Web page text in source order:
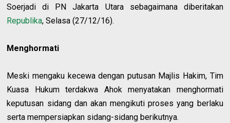
Soerjadi di PN Jakarta Utara sebagaimana diberitakan
Republika, Selasa (27/12/16).
Menghormati
Meski mengaku kecewa dengan putusan Majlis Hakim, Tim
Kuasa Hukum terdakwa Ahok menyatakan menghormati
keputusan sidang dan akan mengikuti proses yang berlaku
serta mempersiapkan sidang-sidang berikutnya.